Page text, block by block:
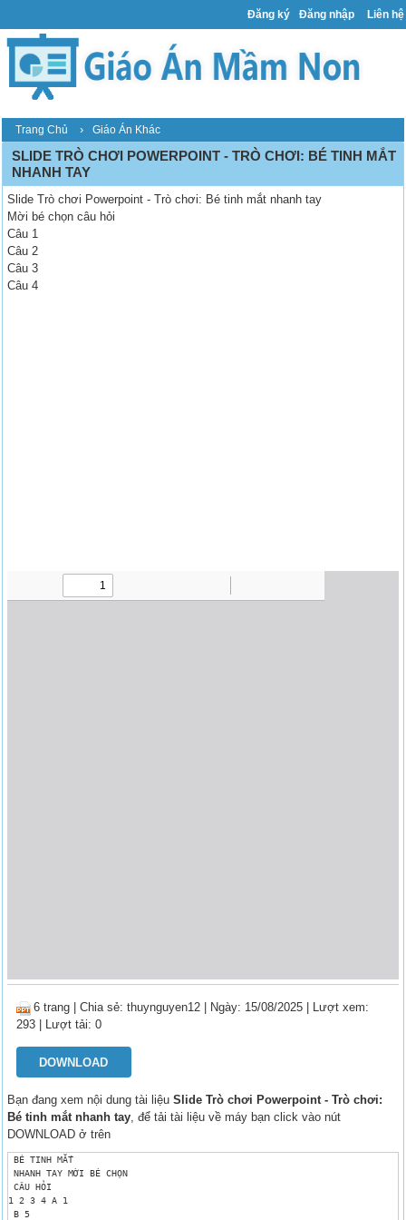
Đăng ký Đăng nhập Liên hệ
Trang Chủ › Giáo Án Khác
SLIDE TRÒ CHƠI POWERPOINT - TRÒ CHƠI: BÉ TINH MẮT
NHANH TAY
Slide Trò chơi Powerpoint - Trò chơi: Bé tinh mắt nhanh tay
Mời bé chọn câu hỏi
Câu 1
Câu 2
Câu 3
Câu 4
6 trang |Chia sẻ:thuynguyen12 | Ngày: 15/08/2025 | Lượt xem:
293 | Lượt tải: 0
DOWNLOAD
Bạn đang xem nội dung tài liệuSlide Trò chơi Powerpoint - Trò chơi:
Bé tinh mắt nhanh tay, để tải tài liệu về máy bạn click vào nút
DOWNLOAD ở trên
BÉ TINH MẮT
NHANH TAY MỜI BÉ CHỌN
CÂU HỎI
1 2 3 4 A 1
B 5